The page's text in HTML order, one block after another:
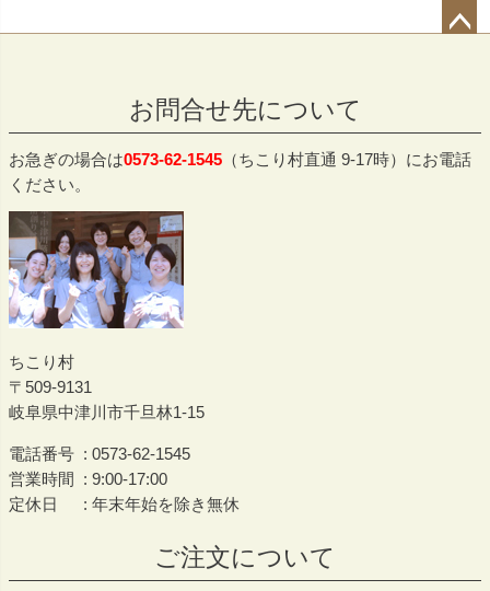
へ
お問合せ先について
お急ぎの場合は0573-62-1545 （ちこり村直通 9-17時）にお電話
ください。
ちこり村
509-9131
岐阜県中津川市千旦林1-15
電話番号
0573-62-1545
営業時間
9:00-17:00
定休日
年末年始を除き無休
ご注文について